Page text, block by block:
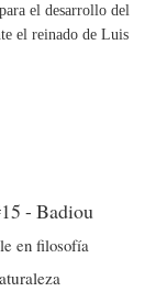
el desarrollo del
el reinado de Luis
- Badiou
en filosofía